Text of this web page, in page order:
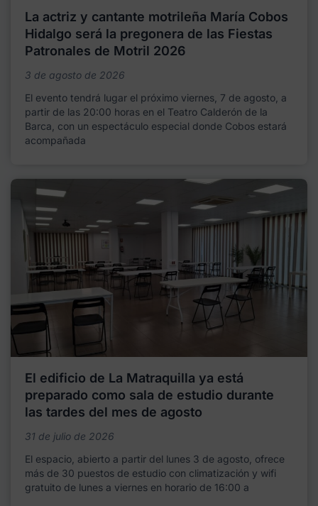
La actriz y cantante motrileña María Cobos
Hidalgo será la pregonera de las Fiestas
Patronales de Motril 2026
3 de agosto de 2026
El evento tendrá lugar el próximo viernes, 7 de agosto, a
partir de las 20:00 horas en el Teatro Calderón de la
Barca, con un espectáculo especial donde Cobos estará
acompañada
El edificio de La Matraquilla ya está
preparado como sala de estudio durante
las tardes del mes de agosto
31 de julio de 2026
El espacio, abierto a partir del lunes 3 de agosto, ofrece
más de 30 puestos de estudio con climatización y wifi
gratuito de lunes a viernes en horario de 16:00 a